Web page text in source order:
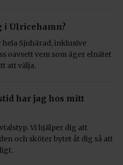
i Ulricehamn?
Sjuhärad, inklusive
oavsett vem som äger elnätet
att välja.
har jag hos mitt
Vi hjälper dig att
och sköter bytet åt dig så att